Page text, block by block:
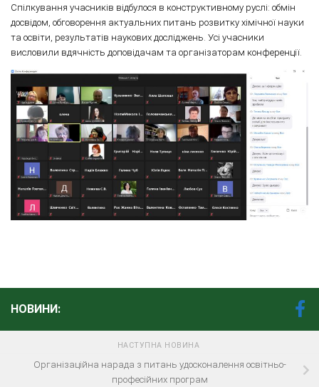
Спілкування учасників відбулося в конструктивному руслі: обмін
досвідом, обговорення актуальних питань розвитку хімічної науки
та освіти, результатів наукових досліджень. Усі учасники
висловили вдячність доповідачам та організаторам конференції.
НОВИНИ:
НАСТУПНА НОВИНА
Організаційна нарада з питань удосконалення освітньо-
професійних програм